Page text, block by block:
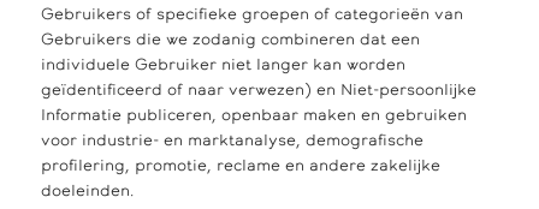
Gebruikers of specifieke groepen of categorieën van
Gebruikers die we zodanig combineren dat een
individuele Gebruiker niet langer kan worden
geïdentificeerd of naar verwezen) en Niet-persoonlijke
Informatie publiceren, openbaar maken en gebruiken
voor industrie- en marktanalyse, demografische
profilering, promotie, reclame en andere zakelijke
doeleinden.